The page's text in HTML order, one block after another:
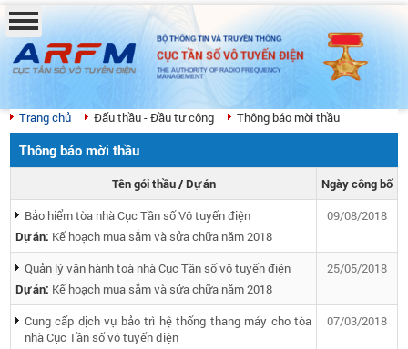
BỘ THÔNG TIN VÀ TRUYỀN THÔNG
CỤC TẦN SỐ VÔ TUYẾN ĐIỆN
THE AUTHORITY OF RADIO FREQUENCY
MANAGEMENT
Trang chủ Đấu thầu - Đầu tư công Thông báo mời thầu
Thông báo mời thầu
Tên gói thầu / Dự án
Ngày công bố
Bảo hiểm tòa nhà Cục Tần số Vô tuyến điện
Dự án: Kế hoạch mua sắm và sửa chữa năm 2018
09/08/2018
Quản lý vận hành toà nhà Cục Tần số vô tuyến điện
Dự án: Kế hoạch mua sắm và sửa chữa năm 2018
25/05/2018
Cung cấp dịch vụ bảo trì hệ thống thang máy cho tòa
nhà Cục Tần số vô tuyến điện
07/03/2018